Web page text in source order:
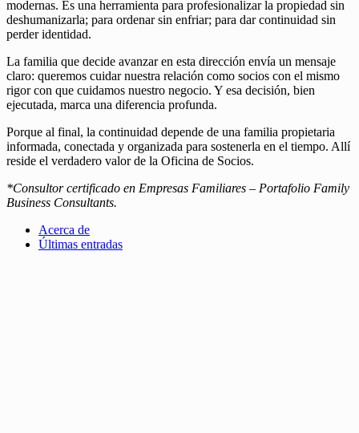
modernas. Es una herramienta para profesionalizar la propiedad sin
deshumanizarla; para ordenar sin enfriar; para dar continuidad sin
perder identidad.
La familia que decide avanzar en esta dirección envía un mensaje
claro: queremos cuidar nuestra relación como socios con el mismo
rigor con que cuidamos nuestro negocio. Y esa decisión, bien
ejecutada, marca una diferencia profunda.
Porque al final, la continuidad depende de una familia propietaria
informada, conectada y organizada para sostenerla en el tiempo. Allí
reside el verdadero valor de la Oficina de Socios.
*Consultor certificado en Empresas Familiares – Portafolio Family
Business Consultants.
Acerca de
Últimas entradas